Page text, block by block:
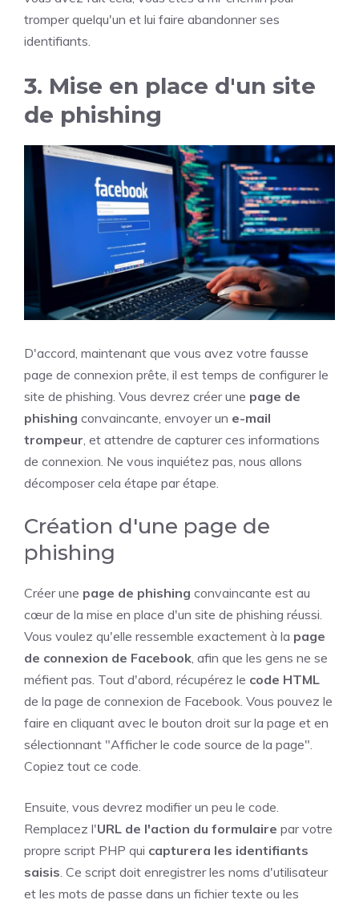
tromper quelqu'un et lui faire abandonner ses
identifiants.
3. Mise en place d'un site
de phishing
D'accord, maintenant que vous avez votre fausse
page de connexion prête, il est temps de configurer le
site de phishing. Vous devrez créer une page de
phishing convaincante, envoyer un e-mail
trompeur, et attendre de capturer ces informations
de connexion. Ne vous inquiétez pas, nous allons
décomposer cela étape par étape.
Création d'une page de
phishing
Créer une page de phishing convaincante est au
cœur de la mise en place d'un site de phishing réussi.
Vous voulez qu'elle ressemble exactement à la page
de connexion de Facebook, afin que les gens ne se
méfient pas. Tout d'abord, récupérez le code HTML
de la page de connexion de Facebook. Vous pouvez le
faire en cliquant avec le bouton droit sur la page et en
sélectionnant "Afficher le code source de la page".
Copiez tout ce code.
Ensuite, vous devrez modifier un peu le code.
Remplacez l'URL de l'action du formulaire par votre
propre script PHP qui capturera les identifiants
saisis. Ce script doit enregistrer les noms d'utilisateur
et les mots de passe dans un fichier texte ou les